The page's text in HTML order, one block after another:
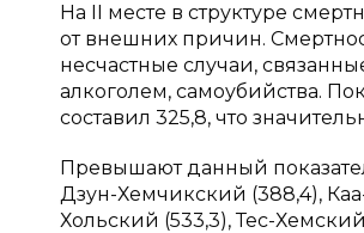
На II месте в структуре
от внешних причин.
несчастные случаи,
алкоголем, самоубийства.
составил 325,8, что
Превышают данный
Дзун-Хемчикский (388,4),
Хольский (533,3), Тес-